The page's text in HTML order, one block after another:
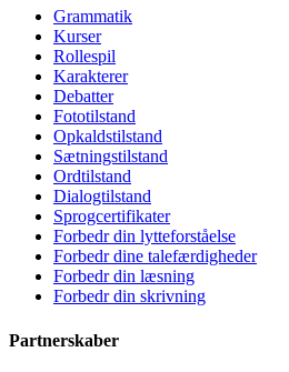
Grammatik
Kurser
Rollespil
Karakterer
Debatter
Fototilstand
Opkaldstilstand
Sætningstilstand
Ordtilstand
Dialogtilstand
Sprogcertifikater
Forbedr din lytteforståelse
Forbedr dine talefærdigheder
Forbedr din læsning
Forbedr din skrivning
Partnerskaber